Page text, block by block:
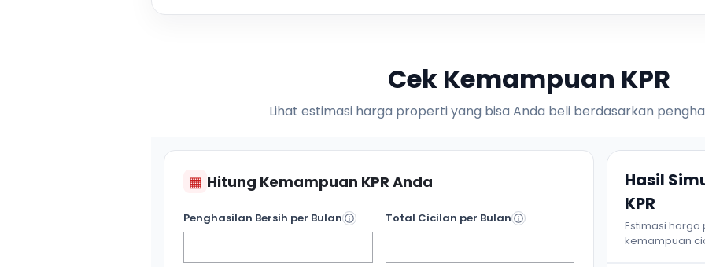
Cek Kemampuan KPR
Lihat estimasi harga properti yang bisa Anda beli berdasarkan
▦ Hitung Kemampuan KPR Anda
Penghasilan Bersih per Bulan Total Cicilan per Bulan
Hasil
KPR
Estimasi
kemampuan